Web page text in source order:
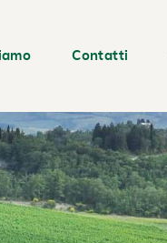
Contatti